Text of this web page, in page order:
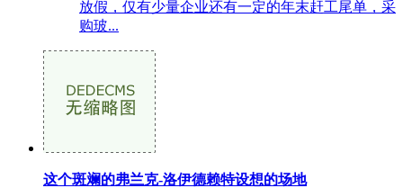
放假，仅有少量企业还有一定的年末赶工尾单，采
购玻...
这个斑斓的弗兰克-洛伊德赖特设想的场地